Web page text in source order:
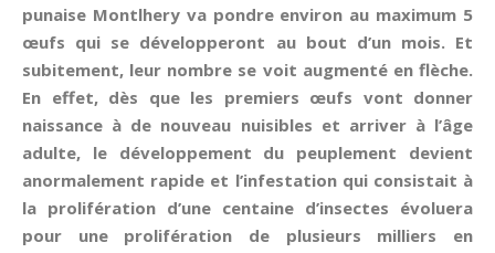
punaise Montlhery va pondre environ au maximum 5
œufs qui se développeront au bout d’un mois. Et
subitement, leur nombre se voit augmenté en flèche.
En effet, dès que les premiers œufs vont donner
naissance à de nouveau nuisibles et arriver à l’âge
adulte, le développement du peuplement devient
anormalement rapide et l’infestation qui consistait à
la prolifération d’une centaine d’insectes évoluera
pour une prolifération de plusieurs milliers en